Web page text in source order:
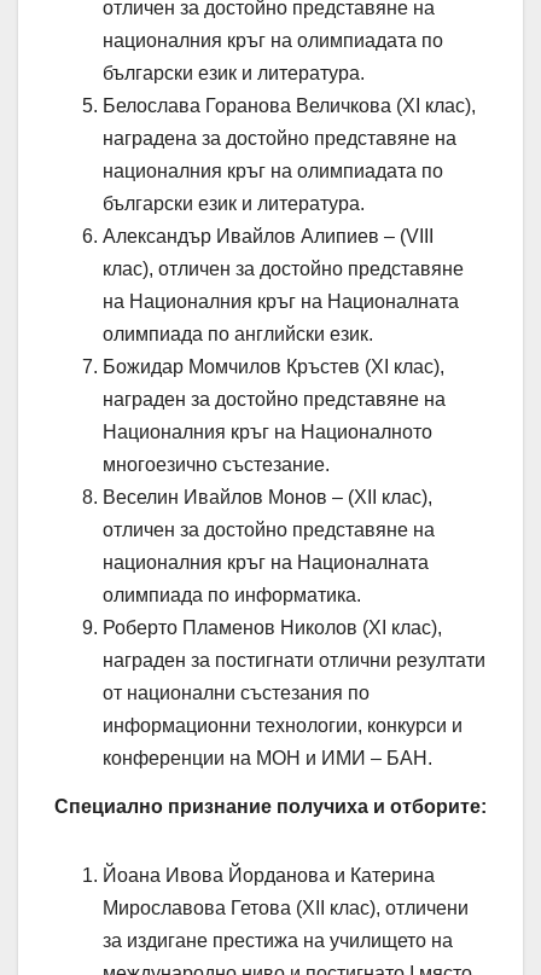
отличен за достойно представяне на
националния кръг на олимпиадата по
български език и литература.
Белослава Горанова Величкова (XI клас),
наградена за достойно представяне на
националния кръг на олимпиадата по
български език и литература.
Александър Ивайлов Алипиев – (VIII
клас), отличен за достойно представяне
на Националния кръг на Националната
олимпиада по английски език.
Божидар Момчилов Кръстев (XI клас),
награден за достойно представяне на
Националния кръг на Националното
многоезично състезание.
Веселин Ивайлов Монов – (XII клас),
отличен за достойно представяне на
националния кръг на Националната
олимпиада по информатика.
Роберто Пламенов Николов (XI клас),
награден за постигнати отлични резултати
от национални състезания по
информационни технологии, конкурси и
конференции на МОН и ИМИ – БАН.
Специално признание получиха и отборите:
Йоана Ивова Йорданова и Катерина
Мирославова Гетова (XII клас), отличени
за издигане престижа на училището на